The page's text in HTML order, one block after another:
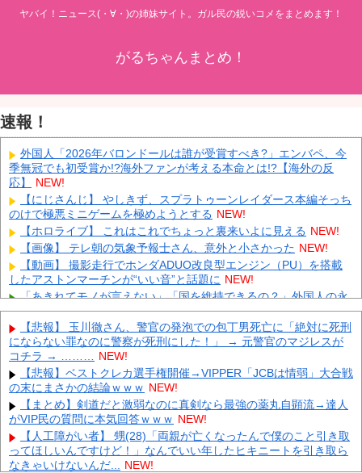
ヤバイ！ニュース(・∀・)の姉妹サイト。ガル民の鋭いコメをまとめます！
がるちゃんまとめ！
速報！
外国人「2026年バロンドールは誰が受賞すべき?」エンバペ、今
季無冠でも初受賞か!?海外ファンが考える本命とは!?【海外の反
応】
NEW!
【にじさんじ】 やしきず、スプラトゥーンレイダース本編そっち
のけで極悪ミニゲームを極めようとする NEW!
【ホロライブ】 これはこれでちょっと裏来いよに見える NEW!
【画像】 テレ朝の気象予報士さん、意外と小さかった NEW!
【動画】 撮影走行でホンダADUO改良型エンジン（PU）を搭載
したアストンマーチンが“いい音”と話題に NEW!
「あきれてモノが言えない」「国を維持できるの？」外国人の永
住許可要件の厳格化で在日中国人の本音は？ NEW!
【速報】 中露の武装軍艦4隻が日本一周『いつでも国家沈没させ
られるぞ』 NEW!
【為替相場】 ドル円は1ドル158円台半ば 介入警戒をしつつ円売
りが続行
NEW!
ヨーロッパが中国製メガソーラーを締め出しｗｗｗ
インドネシア「高速鉄道！」中国「大赤字！」インドネシア「運
営会社の株式購入！（負債対策」中国「はい（巨額負債」インドネ
シア「700km延伸計画！（実質中止」→ NEW!
【悲報】 玉川徹さん、警官の発泡での包丁男死亡に「絶対に死刑
にならない罪なのに警察が死刑にした！」 → 元警官のマジレスが
コチラ → ……… NEW!
【悲報】ベストクレカ選手権開催→VIPPER「JCBは情弱」大合戦
の末にまさかの結論ｗｗｗ NEW!
【まとめ】剣道だと激弱なのに真剣なら最強の薬丸自顕流→達人
がVIP民の質問に本気回答ｗｗｗ NEW!
【人工障がい者】 甥(28)「両親が亡くなったんで僕のこと引き取
ってほしいんですけど！」なんでいい年したヒキニートを引き取ら
なきゃいけないんだ... NEW!